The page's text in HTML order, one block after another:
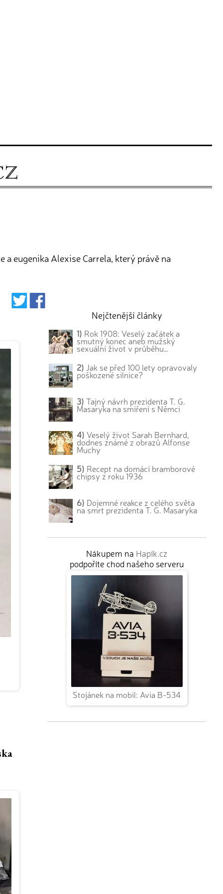
eugenika Alexise Carrela, který právě na
Nejčtenější články
1) Rok 1908: Veselý začátek a
smutný konec aneb mužský
sexuální život v průběhu…
2) Jak se před 100 lety opravovaly
poškozené silnice?
3) Tajný návrh prezidenta T. G.
Masaryka na smíření s Němci
4) Veselý život Sarah Bernhard,
dodnes známé z obrazů Alfonse
Muchy
5) Recept na domácí bramborové
chipsy z roku 1936
6) Dojemné reakce z celého světa
na smrt prezidenta T. G. Masaryka
Nákupem na Hapík.cz
podpoříte chod našeho serveru
Stojánek na mobil: Avia B-534